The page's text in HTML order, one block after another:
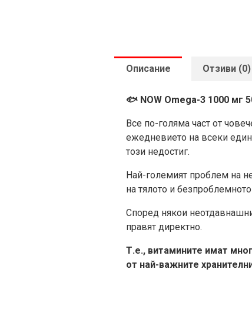
Описание Отзиви (0)
🐟 NOW Omega-3 1000 мг
Все по-голяма част от
ежедневието на всеки един
този недостиг.
Най-големият проблем на
на тялото и
Според някои
правят директно.
Т.е., витамините имат
от най-важните